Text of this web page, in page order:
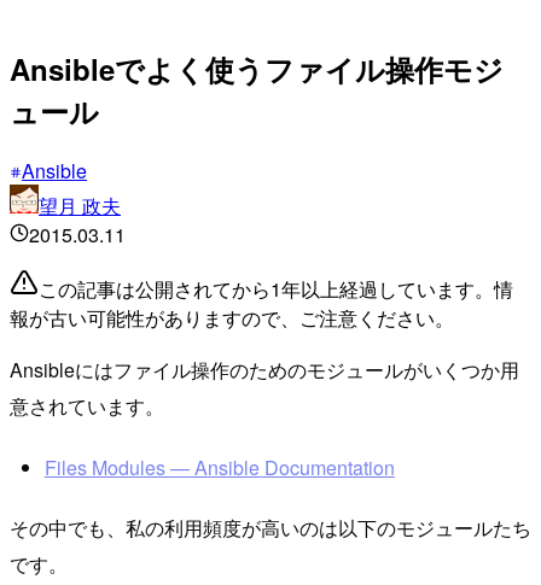
Ansibleでよく使うファイル操作モジ
ュール
Ansible
望月 政夫
2015.03.11
この記事は公開されてから1年以上経過しています。情
報が古い可能性がありますので、ご注意ください。
Ansibleにはファイル操作のためのモジュールがいくつか用
意されています。
Files Modules — Ansible Documentation
その中でも、私の利用頻度が高いのは以下のモジュールたち
です。